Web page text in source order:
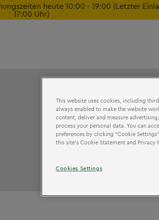
heute 10:00 - 19:00 (Letzter
17:00 Uhr)
This website uses cookies, including
always enabled to make the website
content, deliver and measure
process your personal data. You can
preferences by clicking “Cookie
this site’s Cookie Statement and Privacy
Cookies Settings